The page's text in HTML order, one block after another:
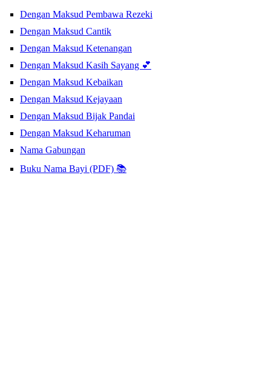
Dengan Maksud Pembawa Rezeki
Dengan Maksud Cantik
Dengan Maksud Ketenangan
Dengan Maksud Kasih Sayang 💕
Dengan Maksud Kebaikan
Dengan Maksud Kejayaan
Dengan Maksud Bijak Pandai
Dengan Maksud Keharuman
Nama Gabungan
Buku Nama Bayi (PDF) 📚